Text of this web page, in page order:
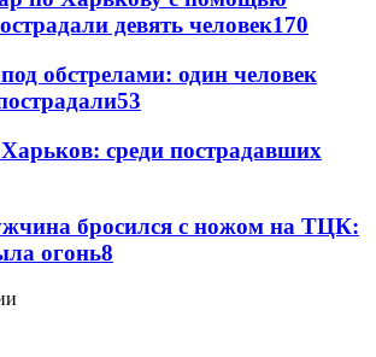
девять человек170
обстрелами: один человек
53
среди пострадавших
бросился с ножом на ТЦК:
огонь8